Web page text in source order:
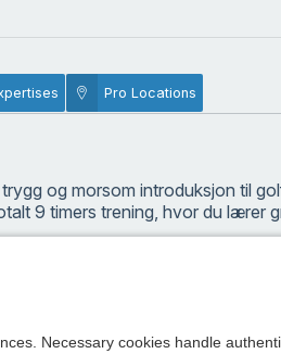
Pro Locations
og morsom introduksjon til
9 timers trening, hvor du lærer
hånd etter kursets slutt.
ingen forkunnskaper, det
Necessary cookies handle